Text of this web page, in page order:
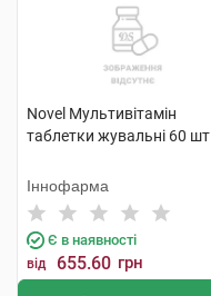
Novel Мультивітамін
таблетки жувальні 60 шт
Іннофарма
Є в наявності
від 655.60 грн